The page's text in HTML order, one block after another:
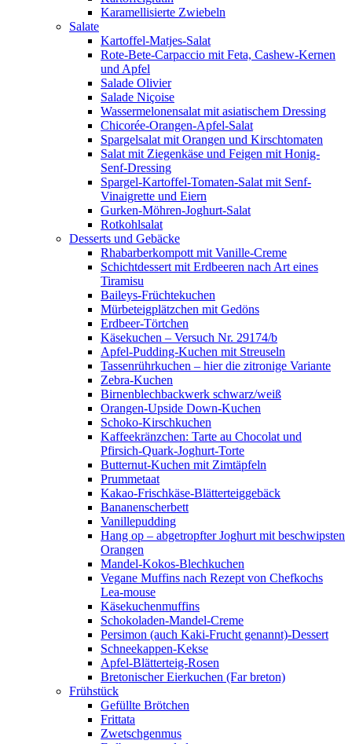
Karamellisierte Zwiebeln
Salate
Kartoffel-Matjes-Salat
Rote-Bete-Carpaccio mit Feta, Cashew-Kernen
und Apfel
Salade Olivier
Salade Niçoise
Wassermelonensalat mit asiatischem Dressing
Chicorée-Orangen-Apfel-Salat
Spargelsalat mit Orangen und Kirschtomaten
Salat mit Ziegenkäse und Feigen mit Honig-
Senf-Dressing
Spargel-Kartoffel-Tomaten-Salat mit Senf-
Vinaigrette und Eiern
Gurken-Möhren-Joghurt-Salat
Rotkohlsalat
Desserts und Gebäcke
Rhabarberkompott mit Vanille-Creme
Schichtdessert mit Erdbeeren nach Art eines
Tiramisu
Baileys-Früchtekuchen
Mürbeteigplätzchen mit Gedöns
Erdbeer-Törtchen
Käsekuchen – Versuch Nr. 29174/b
Apfel-Pudding-Kuchen mit Streuseln
Tassenrührkuchen – hier die zitronige Variante
Zebra-Kuchen
Birnenblechbackwerk schwarz/weiß
Orangen-Upside Down-Kuchen
Schoko-Kirschkuchen
Kaffeekränzchen: Tarte au Chocolat und
Pfirsich-Quark-Joghurt-Torte
Butternut-Kuchen mit Zimtäpfeln
Prummetaat
Kakao-Frischkäse-Blätterteiggebäck
Bananenscherbett
Vanillepudding
Hang op – abgetropfter Joghurt mit beschwipsten
Orangen
Mandel-Kokos-Blechkuchen
Vegane Muffins nach Rezept von Chefkochs
Lea-mouse
Käsekuchenmuffins
Schokoladen-Mandel-Creme
Persimon (auch Kaki-Frucht genannt)-Dessert
Schneekappen-Kekse
Apfel-Blätterteig-Rosen
Bretonischer Eierkuchen (Far breton)
Frühstück
Gefüllte Brötchen
Frittata
Zwetschgenmus